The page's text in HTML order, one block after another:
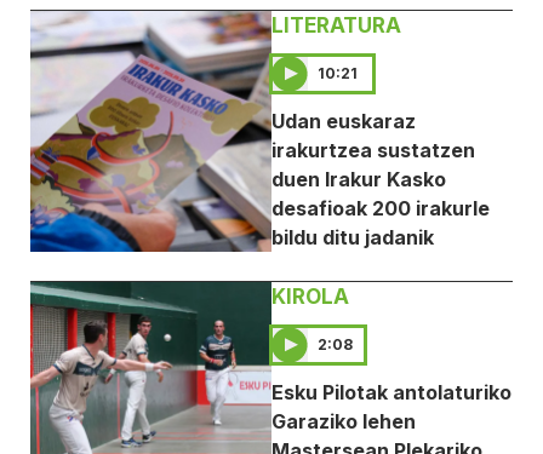
LITERATURA
10:21
Udan euskaraz
irakurtzea sustatzen
duen Irakur Kasko
desafioak 200 irakurle
bildu ditu jadanik
KIROLA
2:08
Esku Pilotak antolaturiko
Garaziko lehen